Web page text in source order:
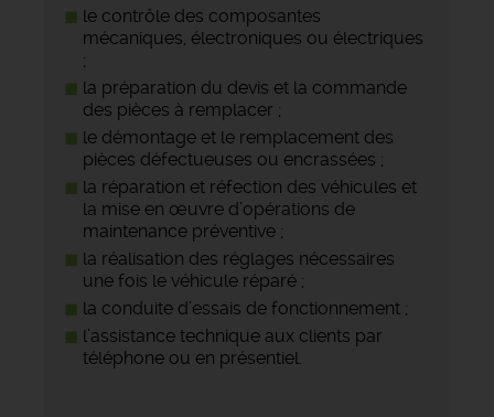
le contrôle des composantes
mécaniques, électroniques ou électriques
;
la préparation du devis et la commande
des pièces à remplacer ;
le démontage et le remplacement des
pièces défectueuses ou encrassées ;
la réparation et réfection des véhicules et
la mise en œuvre d’opérations de
maintenance préventive ;
la réalisation des réglages nécessaires
une fois le véhicule réparé ;
la conduite d’essais de fonctionnement ;
l’assistance technique aux clients par
téléphone ou en présentiel.